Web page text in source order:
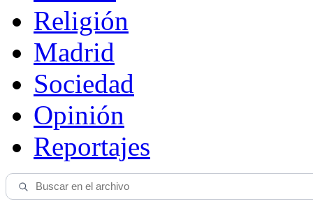
Religión
Madrid
Sociedad
Opinión
Reportajes